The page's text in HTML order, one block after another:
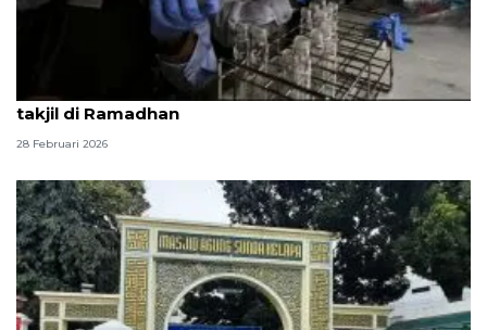
BPOM Bandarlampung tingkatkan pengawasan
takjil di Ramadhan
28 Februari 2026